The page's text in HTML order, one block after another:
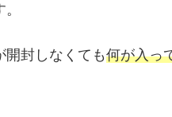
封しなくても何が入っ